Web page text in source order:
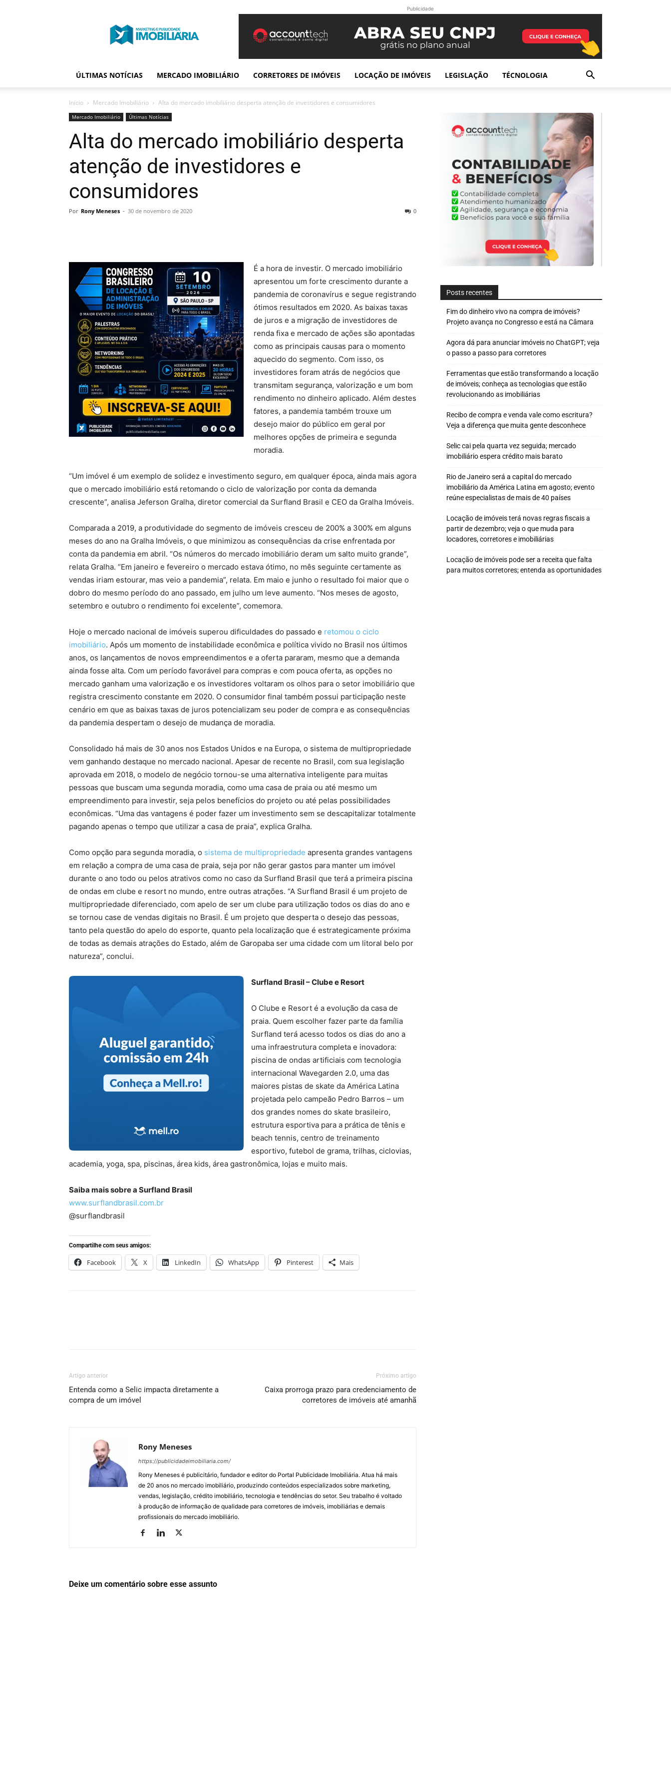
Publicidade
Imobiliária
Publicidade
ÚLTIMAS NOTÍCIAS MERCADO IMOBILIÁRIO CORRETORES DE IMÓVEIS LOCAÇÃO DE IMÓVEIS LEGISLAÇÃO TÉCNOLOGIA
Início Mercado Imobiliário Alta do mercado imobiliário desperta atenção de investidores e consumidores
Mercado Imobiliário Últimas Notícias
Alta do mercado imobiliário desperta
atenção de investidores e
consumidores
Por Rony Meneses - 30 de novembro de 2020 0
É a hora de investir. O mercado imobiliário
apresentou um forte crescimento durante a
pandemia de coronavírus e segue registrando
ótimos resultados em 2020. As baixas taxas
de juros e a migração de investidores de
renda fixa e mercado de ações são apontadas
como as principais causas para o momento
aquecido do segmento. Com isso, os
investidores foram atrás de negócios que
transmitam segurança, valorização e um bom
rendimento no dinheiro aplicado. Além destes
fatores, a pandemia também trouxe um
desejo maior do público em geral por
melhores opções de primeira e segunda
moradia.
“Um imóvel é um exemplo de solidez e investimento seguro, em qualquer época, ainda mais agora
que o mercado imobiliário está retomando o ciclo de valorização por conta da demanda
crescente”, analisa Jeferson Gralha, diretor comercial da Surfland Brasil e CEO da Gralha Imóveis.
Comparada a 2019, a produtividade do segmento de imóveis cresceu de 200% a 300% em alguns
meses do ano na Gralha Imóveis, o que minimizou as consequências da crise enfrentada por
conta da pandemia em abril. “Os números do mercado imobiliário deram um salto muito grande”,
relata Gralha. “Em janeiro e fevereiro o mercado estava ótimo, no mês seguinte certamente as
vendas iriam estourar, mas veio a pandemia”, relata. Em maio e junho o resultado foi maior que o
dobro do mesmo período do ano passado, em julho um leve aumento. “Nos meses de agosto,
setembro e outubro o rendimento foi excelente”, comemora.
Hoje o mercado nacional de imóveis superou dificuldades do passado e retomou o ciclo
imobiliário. Após um momento de instabilidade econômica e política vivido no Brasil nos últimos
anos, os lançamentos de novos empreendimentos e a oferta pararam, mesmo que a demanda
ainda fosse alta. Com um período favorável para compras e com pouca oferta, as opções no
mercado ganham uma valorização e os investidores voltaram os olhos para o setor imobiliário que
registra crescimento constante em 2020. O consumidor final também possui participação neste
cenário em que as baixas taxas de juros potencializam seu poder de compra e as consequências
da pandemia despertam o desejo de mudança de moradia.
Consolidado há mais de 30 anos nos Estados Unidos e na Europa, o sistema de multipropriedade
vem ganhando destaque no mercado nacional. Apesar de recente no Brasil, com sua legislação
aprovada em 2018, o modelo de negócio tornou-se uma alternativa inteligente para muitas
pessoas que buscam uma segunda moradia, como uma casa de praia ou até mesmo um
empreendimento para investir, seja pelos benefícios do projeto ou até pelas possibilidades
econômicas. “Uma das vantagens é poder fazer um investimento sem se descapitalizar totalmente
pagando apenas o tempo que utilizar a casa de praia”, explica Gralha.
Como opção para segunda moradia, o sistema de multipropriedade apresenta grandes vantagens
em relação a compra de uma casa de praia, seja por não gerar gastos para manter um imóvel
durante o ano todo ou pelos atrativos como no caso da Surfland Brasil que terá a primeira piscina
de ondas em clube e resort no mundo, entre outras atrações. “A Surfland Brasil é um projeto de
multipropriedade diferenciado, com apelo de ser um clube para utilização todos os dias do ano e
se tornou case de vendas digitais no Brasil. É um projeto que desperta o desejo das pessoas,
tanto pela questão do apelo do esporte, quanto pela localização que é estrategicamente próxima
de todas as demais atrações do Estado, além de Garopaba ser uma cidade com um litoral belo por
natureza”, conclui.
Surfland Brasil – Clube e Resort
O Clube e Resort é a evolução da casa de
praia. Quem escolher fazer parte da família
Surfland terá acesso todos os dias do ano a
uma infraestrutura completa e inovadora:
piscina de ondas artificiais com tecnologia
internacional Wavegarden 2.0, uma das
maiores pistas de skate da América Latina
projetada pelo campeão Pedro Barros – um
dos grandes nomes do skate brasileiro,
estrutura esportiva para a prática de tênis e
beach tennis, centro de treinamento
esportivo, futebol de grama, trilhas, ciclovias,
academia, yoga, spa, piscinas, área kids, área gastronômica, lojas e muito mais.
Saiba mais sobre a Surfland Brasil
www.surflandbrasil.com.br
@surflandbrasil
Compartilhe com seus amigos:
Facebook X LinkedIn WhatsApp Pinterest Mais
Artigo anterior
Entenda como a Selic impacta diretamente a
compra de um imóvel
Próximo artigo
Caixa prorroga prazo para credenciamento de
corretores de imóveis até amanhã
Rony Meneses
https://publicidadeimobiliaria.com/
Rony Meneses é publicitário, fundador e editor do Portal Publicidade Imobiliária. Atua há mais
de 20 anos no mercado imobiliário, produzindo conteúdos especializados sobre marketing,
vendas, legislação, crédito imobiliário, tecnologia e tendências do setor. Seu trabalho é voltado
à produção de informação de qualidade para corretores de imóveis, imobiliárias e demais
profissionais do mercado imobiliário.
Deixe um comentário sobre esse assunto
Posts recentes
Fim do dinheiro vivo na compra de imóveis?
Projeto avança no Congresso e está na Câmara
Agora dá para anunciar imóveis no ChatGPT; veja
o passo a passo para corretores
Ferramentas que estão transformando a locação
de imóveis; conheça as tecnologias que estão
revolucionando as imobiliárias
Recibo de compra e venda vale como escritura?
Veja a diferença que muita gente desconhece
Selic cai pela quarta vez seguida; mercado
imobiliário espera crédito mais barato
Rio de Janeiro será a capital do mercado
imobiliário da América Latina em agosto; evento
reúne especialistas de mais de 40 países
Locação de imóveis terá novas regras fiscais a
partir de dezembro; veja o que muda para
locadores, corretores e imobiliárias
Locação de imóveis pode ser a receita que falta
para muitos corretores; entenda as oportunidades